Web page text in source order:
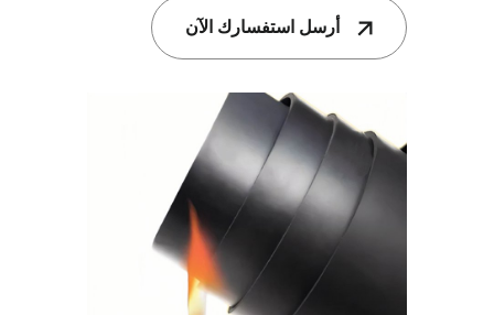
أرسل استفسارك الآن